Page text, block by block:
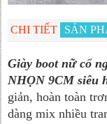
CHI TIẾT SẢN
Giày boot nữ cổ
NHỌN 9CM siêu
giản, hoàn toàn
dàng mix nhiều